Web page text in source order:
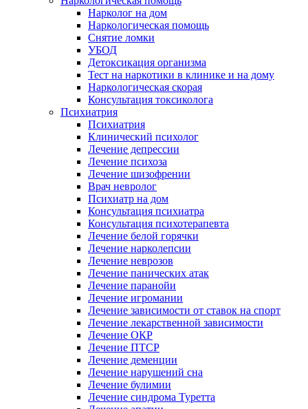
Нарколог на дом
Наркологическая помощь
Снятие ломки
УБОД
Детоксикация организма
Тест на наркотики в клинике и на дому
Наркологическая скорая
Консультация токсиколога
Психиатрия
Психиатрия
Клинический психолог
Лечение депрессии
Лечение психоза
Лечение шизофрении
Врач невролог
Психиатр на дом
Консультация психиатра
Консультация психотерапевта
Лечение белой горячки
Лечение нарколепсии
Лечение неврозов
Лечение панических атак
Лечение паранойи
Лечение игромании
Лечение зависимости от ставок на спорт
Лечение лекарственной зависимости
Лечение ОКР
Лечение ПТСР
Лечение деменции
Лечение нарушений сна
Лечение булимии
Лечение синдрома Туретта